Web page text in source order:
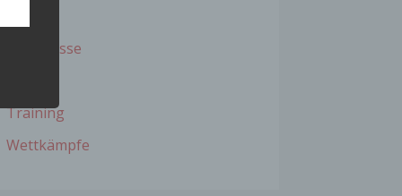
Ergebnisse
Training
Wettkämpfe